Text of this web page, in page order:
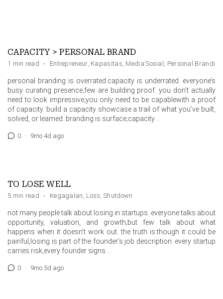
CAPACITY > PERSONAL BRAND
1 min read · Entrepreneur, Kapasitas, Media Sosial , Personal Branding
personal branding is overrated.capacity is underrated. everyone’s
busy curating presence;few are building proof. you don’t actually
need to look impressive;you only need to be capablewith a proof
of capacity. build a capacity showcase a trail of what you’ve built,
solved, or leamed. branding is surface;capacity …
0 · 9mo 4d ago
TO LOSE WELL
5 min read · Kegagalan , Loss,Shutdown
not many people talk about losing in startups. everyone talks about
opportunity, valuation, and growth;but few talk about what
happens when it doesn’t work out. the truth is:though it could be
painful,losing is part of the founder’s job description. every startup
carries risk,every founder signs …
0 · 9mo 5d ago